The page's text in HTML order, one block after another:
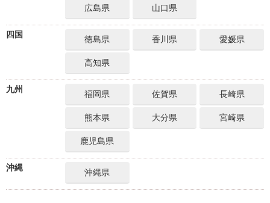
広島県 山口県
四国 徳島県 香川県 愛媛県
高知県
九州 福岡県 佐賀県 長崎県
熊本県 大分県 宮崎県
鹿児島県
沖縄 沖縄県